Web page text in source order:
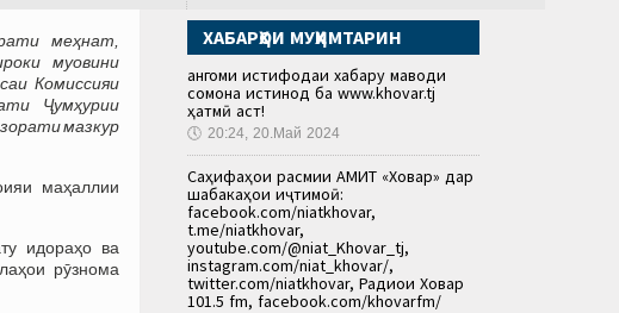
меҳнат,
муовини
Комиссияи
Ҷумҳурии
мазкур
маҳаллии
идораҳо ва
рӯзнома
ХАБАРҲОИ МУҲИМТАРИН
Ҳангоми истифодаи хабару маводи
сомона истинод ба www.khovar.tj
ҳатмӣ аст!
🕔 20:24, 20.Май 2024
Саҳифаҳои расмии АМИТ «Ховар» дар
шабакаҳои иҷтимоӣ:
facebook.com/niatkhovar,
t.me/niatkhovar,
youtube.com/@niat_Khovar_tj,
instagram.com/niat_khovar/,
twitter.com/niatkhovar, Радиои Ховар
101.5 fm, facebook.com/khovarfm/